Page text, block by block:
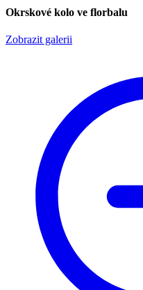
Okrskové kolo ve florbalu
Zobrazit galerii